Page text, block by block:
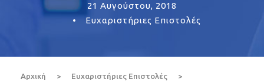
21 Αυγούστου, 2018
•
Ευχαριστήριες Επιστολές
Αρχική > Ευχαριστήριες Επιστολές
>